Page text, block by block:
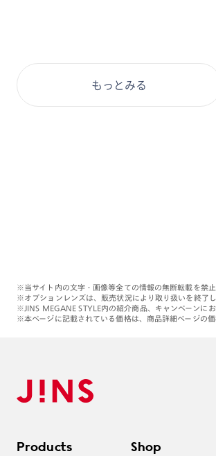
もっとみる
※当サイト内の文字・画像等全ての情報の無断転載を禁止
※オプションレンズは、販売状況により取り扱いを終了し
※JINS MEGANE STYLE内の紹介商品、キャンペーンに
※本ページに記載されている価格は、商品詳細ページの
Products Shop